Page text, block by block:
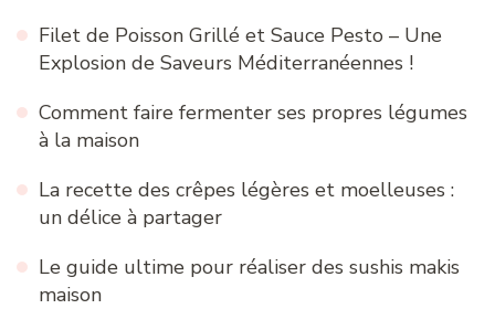
Filet de Poisson Grillé et Sauce Pesto – Une
Explosion de Saveurs Méditerranéennes !
Comment faire fermenter ses propres légumes
à la maison
La recette des crêpes légères et moelleuses :
un délice à partager
Le guide ultime pour réaliser des sushis makis
maison